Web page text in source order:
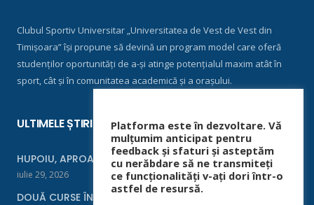
Clubul Sportiv Universitar „Universitatea de Vest de Vest din
Timișoara” își propune să devină un program model care oferă
studenților oportunități de a-și atinge potențialul maxim atât în
sport, cât și în comunitatea academică și a orașului.
ULTIMELE ȘTIRI
HUPOIU, APROAPE DE FINALĂ LA ORADEA
iulie 29, 2026
DOUĂ CURSE ÎNTR-UN WEEKEND
Platforma este în dezvoltare. Vă
mulțumim anticipat pentru
feedback și sfaturi și asteptăm
cu nerăbdare să ne transmiteți
ce funcționalități v-ați dori într-o
astfel de resursă.